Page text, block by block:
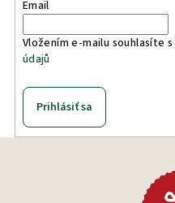
Email
Vložením e-mailu souhlasíte s
údajů
Prihlásiť sa